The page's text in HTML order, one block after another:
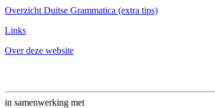
Overzicht Duitse Grammatica (extra tips)
Links
Over deze website
in samenwerking met